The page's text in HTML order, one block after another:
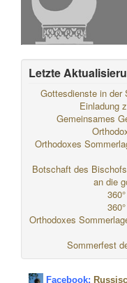
Letzte
Gottesdienste in der
Einladung
Gemeinsames
Orthodoxes
Botschaft des
an die
Orthodoxes
Sommerfest
Facebook: